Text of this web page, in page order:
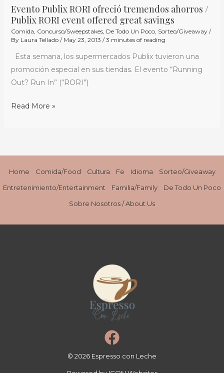
Card
Giveaway
Evento Publix RORI ofreció tremendos ahorros /
Publix RORI event offered great savings
Comida, Concurso/Sweepstakes, De Todo Un Poco, Sorteo/Giveaway/
By Laura Tellado / May 23, 2013 /3 minutes of reading
Esta semana, los supermercados Publix tuvieron una
promoción especial en sus tiendas. El evento “Running
Out? Run In” (“RORI”)
Evento
Publix
RORI
tremendos
ahorros
/
Read More »
Home Comida/Food Cultura Fe Idioma
Sorteo/Giveaway
Entretenimiento/Entertainment
Familia/Family
De Todo Un Poco
Sobre Nosotros / About Us
© 2026 Espresso con Leche